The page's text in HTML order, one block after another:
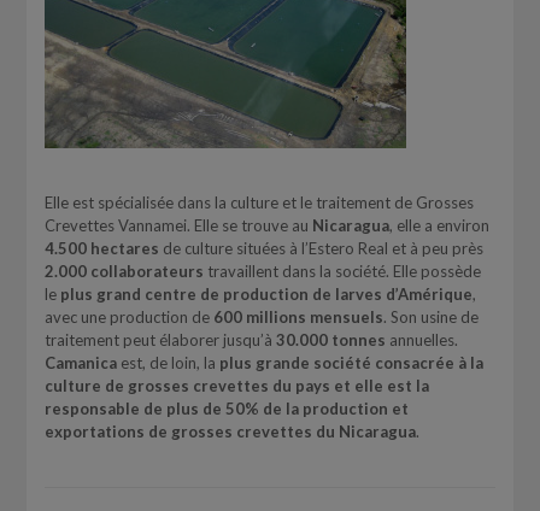
Elle est spécialisée dans la culture et le traitement de Grosses
Crevettes Vannamei. Elle se trouve au Nicaragua, elle a environ
4.500 hectares de culture situées à l’Estero Real et à peu près
2.000 collaborateurs travaillent dans la société. Elle possède
le plus grand centre de production de larves d’Amérique,
avec une production de 600 millions mensuels. Son usine de
traitement peut élaborer jusqu’à 30.000 tonnes annuelles.
Camanicaest, de loin, la plus grande société consacrée à la
culture de grosses crevettes du pays et elle est la
responsable de plus de 50% de la production et
exportations de grosses crevettes du Nicaragua.